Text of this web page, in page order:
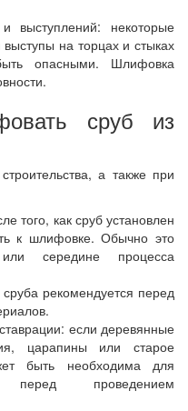
выступлений: некоторые
на торцах и стыках
опасными. Шлифовка
сруб из
а также при
того, как сруб установлен
к шлифовке. Обычно это
середине процесса
рекомендуется перед
если деревянные
царапины или старое
быть необходима для
проведением